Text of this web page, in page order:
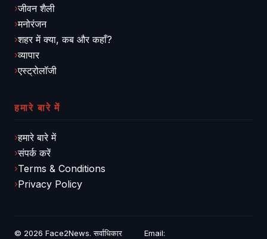
जीवन शैली
मनोरंजन
शहर में क्या, कब और कहाँ?
व्यापार
एस्ट्रोलॉजी
हमारे बारे में
हमारे बारे में
संपर्क करें
Terms & Conditions
Privacy Policy
© 2026 Face2News. सर्वाधिकार Email: